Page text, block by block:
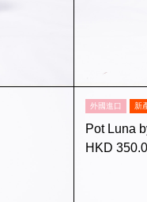
外國進口 新
Pot Luna
HKD